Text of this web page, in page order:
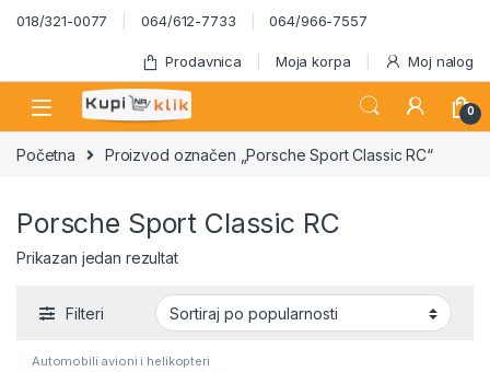
Skip to navigation
Skip to content
018/321-0077 064/612-7733 064/966-7557
Prodavnica Moja korpa Moj nalog
0
Početna Proizvod označen „Porsche Sport Classic RC“
Porsche Sport Classic RC
Prikazan jedan rezultat
Filteri
Automobili avioni i helikopteri